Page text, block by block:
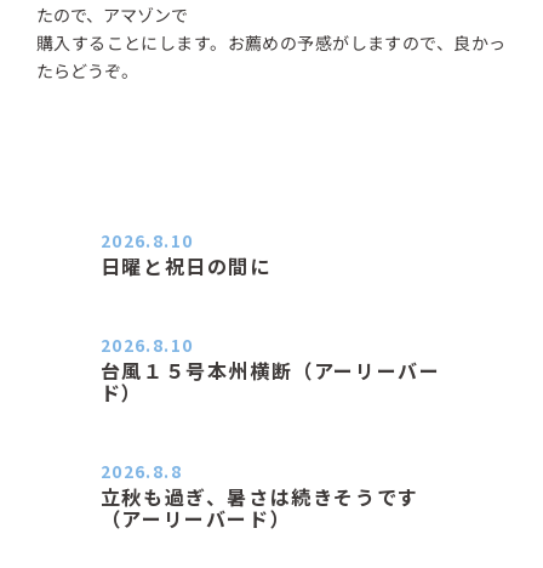
たので、アマゾンで
購入することにします。お薦めの予感がしますので、良かっ
たらどうぞ。
日曜と祝日の間に
2026.8.10
台風１５号本州横断（アーリーバー
ド）
2026.8.10
立秋も過ぎ、暑さは続きそうです
（アーリーバード）
2026.8.8